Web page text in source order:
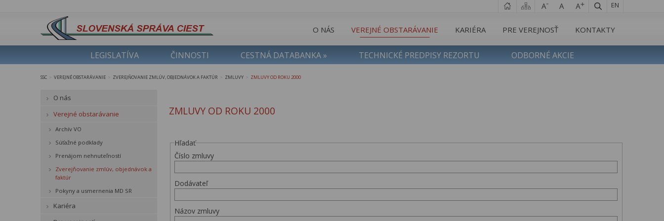
EN
O NÁS VEREJNÉ OBSTARÁVANIE KARIÉRA PRE VEREJNOSŤ KONTAKTY
LEGISLATÍVA ČINNOSTI CESTNÁ DATABANKA » TECHNICKÉ PREDPISY REZORTU ODBORNÉ AKCIE
SSC VEREJNÉ OBSTARÁVANIE ZVEREJŇOVANIE ZMLÚV, OBJEDNÁVOK A FAKTÚR ZMLUVY ZMLUVY OD ROKU 2000
ZMLUVY OD ROKU 2000
Hľadať
Číslo zmluvy
Dodávateľ
Názov zmluvy
O nás
Verejné obstarávanie
Archív VO
Súťažné podklady
Prenájom nehnuteľností
Zverejňovanie zmlúv, objednávok a
faktúr
Pokyny a usmernenia MD SR
Kariéra